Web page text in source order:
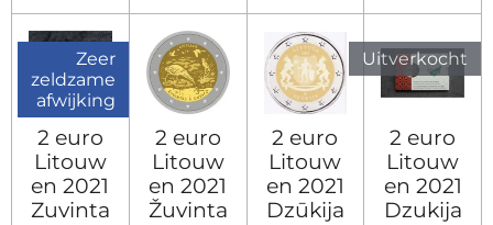
Zeer
zeldzame
afwijking
2 euro
Litouw
en 2021
Zuvinta
2 euro
Litouw
en 2021
Žuvinta
2 euro
Litouw
en 2021
Dzūkija
Uitverkocht
2 euro
Litouw
en 2021
Dzukija